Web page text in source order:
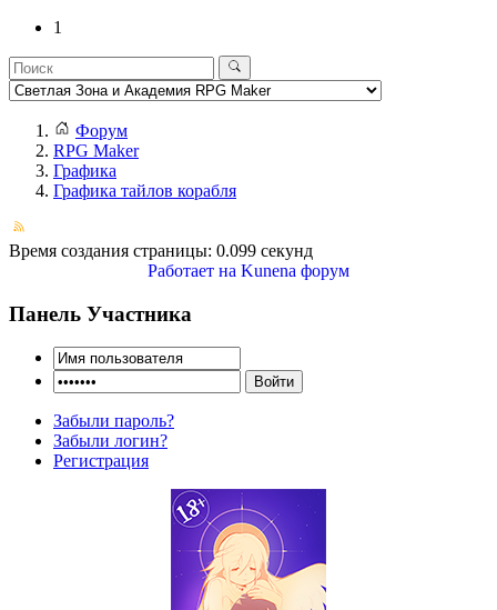
1
Форум
RPG Maker
Графика
Графика тайлов корабля
Время создания страницы: 0.099 секунд
Работает на Kunena форум
Панель Участника
Забыли пароль?
Забыли логин?
Регистрация